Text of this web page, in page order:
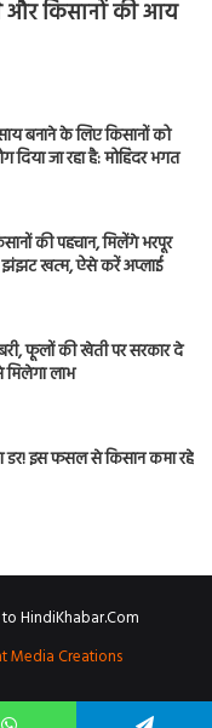
और किसानों की आय
बनाने के लिए किसानों को
दिया जा रहा है: मोहिंदर भगत
की पहचान, मिलेंगे भरपूर
झंझट खत्म, ऐसे करें अप्लाई
फूलों की खेती पर सरकार दे
मिलेगा लाभ
डर! इस फसल से किसान कमा रहे
HindiKhabar.Com
Media Creations